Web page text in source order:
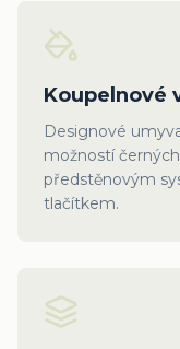
Koupelnové
Designové
možností
předstěnovým
tlačítkem.